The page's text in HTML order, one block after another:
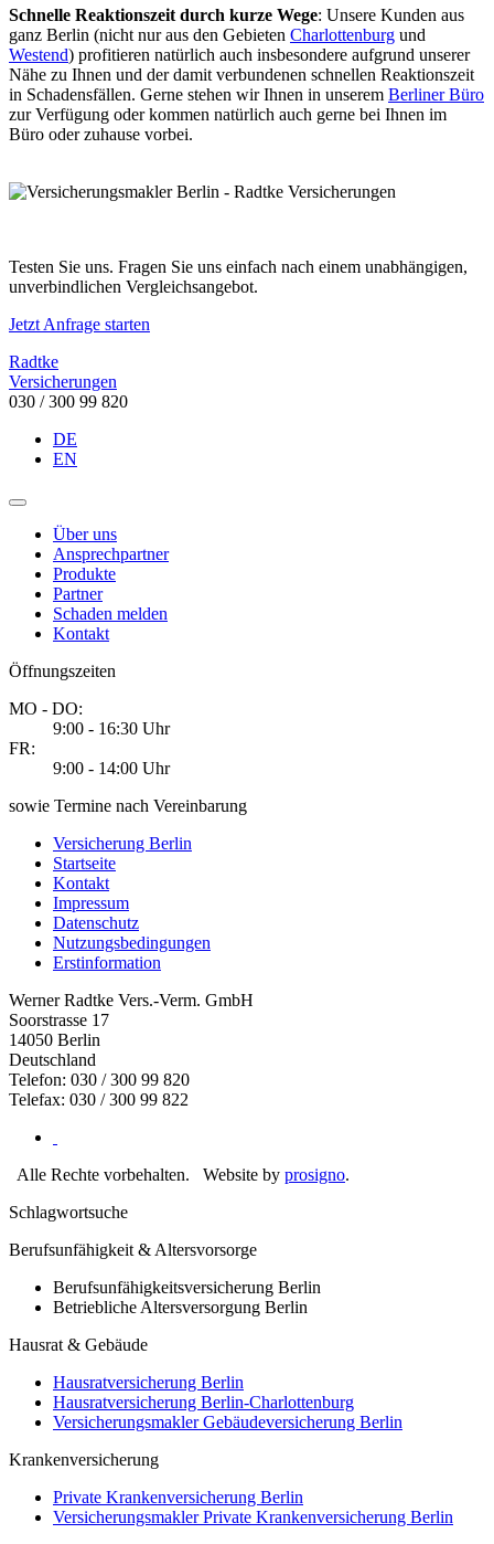
Schnelle Reaktionszeit durch kurze Wege: Unsere Kunden aus
ganz Berlin (nicht nur aus den Gebieten Charlottenburg und
Westend) profitieren natürlich auch insbesondere aufgrund unserer
Nähe zu Ihnen und der damit verbundenen schnellen Reaktionszeit
in Schadensfällen. Gerne stehen wir Ihnen in unserem Berliner Büro
zur Verfügung oder kommen natürlich auch gerne bei Ihnen im
Büro oder zuhause vorbei.
Testen Sie uns. Fragen Sie uns einfach nach einem unabhängigen,
unverbindlichen Vergleichsangebot.
Jetzt Anfrage starten
Radtke
Versicherungen
030 / 300 99 820
DE
EN
Über uns
Ansprechpartner
Produkte
Partner
Schaden melden
Kontakt
Öffnungszeiten
MO - DO:
9:00 - 16:30 Uhr
FR:
9:00 - 14:00 Uhr
sowie Termine nach Vereinbarung
Versicherung Berlin
Startseite
Kontakt
Impressum
Datenschutz
Nutzungsbedingungen
Erstinformation
Werner Radtke Vers.-Verm. GmbH
Soorstrasse 17
14050 Berlin
Deutschland
Telefon: 030 / 300 99 820
Telefax: 030 / 300 99 822
Alle Rechte vorbehalten. Website by prosigno.
Schlagwortsuche
Berufsunfähigkeit & Altersvorsorge
Berufsunfähigkeitsversicherung Berlin
Betriebliche Altersversorgung Berlin
Hausrat & Gebäude
Hausratversicherung Berlin
Hausratversicherung Berlin-Charlottenburg
Versicherungsmakler Gebäudeversicherung Berlin
Krankenversicherung
Private Krankenversicherung Berlin
Versicherungsmakler Private Krankenversicherung Berlin